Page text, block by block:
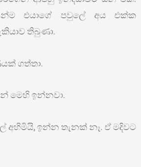
එයාගේ පවුලේ අය එක්ක
තිබුණා.
ගත්තා.
මෙහි ඉන්නවා.
අහිමියි, ඉන්න තැනක් නෑ. ඒ මදිවට